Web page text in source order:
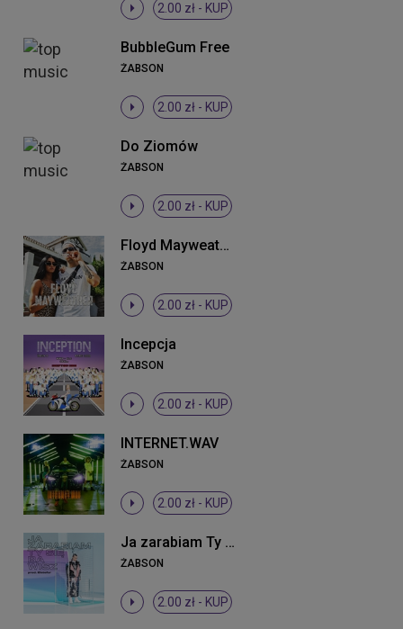
2.00 zł - KUP
BubbleGum Free
ŻABSON
2.00 zł - KUP
Do Ziomów
ŻABSON
2.00 zł - KUP
Floyd Mayweather
ŻABSON
2.00 zł - KUP
Incepcja
ŻABSON
2.00 zł - KUP
INTERNET.WAV
ŻABSON
2.00 zł - KUP
Ja zarabiam Ty się bawisz
ŻABSON
2.00 zł - KUP